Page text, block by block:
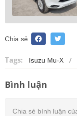
Chia sẻ
Tags: Isuzu Mu-X
Bình luận